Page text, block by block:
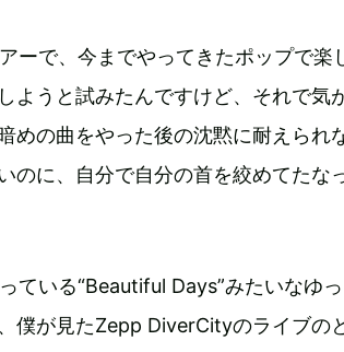
ーで、今までやってきたポップで楽
ようと試みたんですけど、それで気
めの曲をやった後の沈黙に耐えられ
のに、自分で自分の首を絞めてたな
ている“Beautiful Days”みたいなゆ
僕が見たZepp DiverCityのライブの